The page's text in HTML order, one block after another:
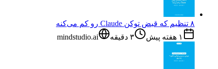
۸ تنظیم که قبض توکن Claude رو کم می‌کنه
۱ هفته پیش
۳ دقیقه mindstudio.ai